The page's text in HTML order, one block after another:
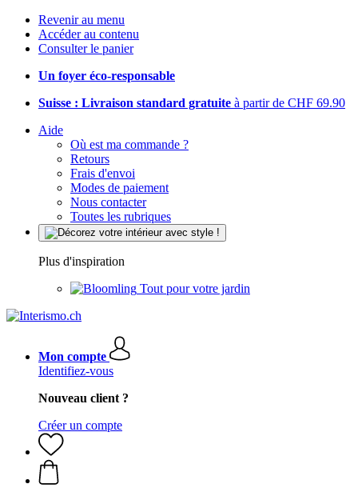
Revenir au menu
Accéder au contenu
Consulter le panier
Un foyer éco-responsable
Suisse : Livraison standard gratuite à partir de CHF 69.90
Aide
Où est ma commande ?
Retours
Frais d'envoi
Modes de paiement
Nous contacter
Toutes les rubriques
Plus d'inspiration
Tout pour votre jardin
Mon compte
Identifiez-vous
Nouveau client ?
Créer un compte